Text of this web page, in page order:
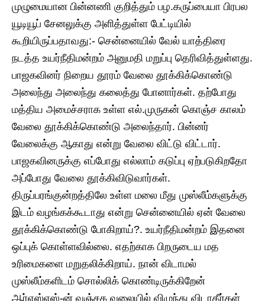
முழுமையான பின்னணி குறித்தும் பழ.கருப்பையா பிரபல
யூடியூப் சேனலுக்கு அளித்துள்ள பேட்டியில்
கூறியிருப்பதாவது:- சென்னையில் வேல் யாத்திரை
நடத்த உயர்நீதிமன்றம் அனுமதி மறுப்பு தெரிவித்துள்ளது.
பாஜகவினர் நிறைய தூரம் வேலை தூக்கிக்கொண்டு
அலைந்து அலைந்து கலைத்து போனார்கள். தற்போது
மத்திய அமைச்சராக உள்ள எல்.முருகன் கொஞ்ச காலம்
வேலை தூக்கிக்கொண்டு அலைந்தார். பின்னர்
வேலைக்கு ஆகாது என்று வேலை விட்டு விட்டார்.
பாஜகவினருக்கு எப்போது எல்லாம் கடுப்பு ஏற்படுகிறதோ
அப்போது வேலை தூக்கிவிடுவார்கள்.
திருப்பரங்குன்றத்திலே உள்ள மலை மீது முஸ்லீம்களுக்கு
இடம் வழங்கக்கூடாது என்று சென்னையில் ஏன் வேலை
தூக்கிக்கொண்டு போகிறாய்?. உயர்நீதிமன்றம் இதனை
ஒப்புக் கொள்ளவில்லை. எதற்காக பிறருடைய மத
உரிமைகளை மறுதலிக்கிறாய். நான் விடாமல்
முஸ்லீம்களிடம் சொல்லிக் கொண்டிருக்கிறேன்
ஆர்எஸ்எஸ்-ன் வஞ்சக வலையில் விழுந்து விடாதீர்கள்